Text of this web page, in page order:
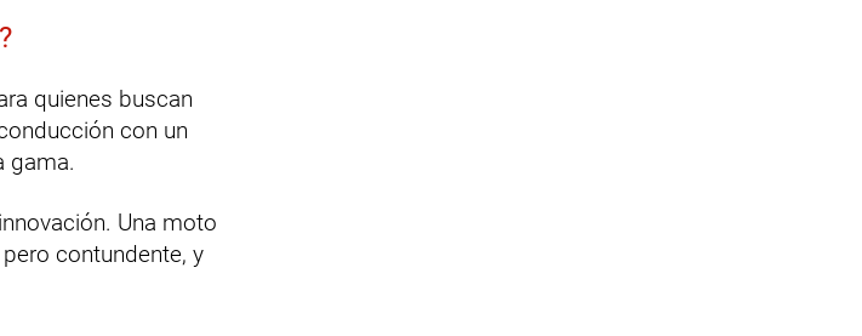
quienes buscan
con un
gama.
Una moto
contundente, y